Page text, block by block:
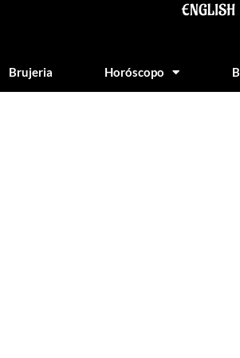
ENGLISH
Brujeria Horóscopo